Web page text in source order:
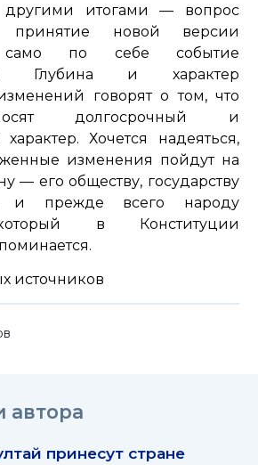
другими итогами — вопрос
новой версии
само по себе событие
Глубина и характер
говорят о том, что
долгосрочный и
характер. Хочется надеяться,
изменения пойдут на
— его обществу, государству
и прежде всего народу
который в Конституции
источников
автора
принесут стране